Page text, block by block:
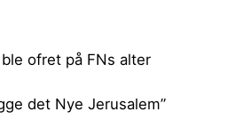
ofret på FNs alter
det Nye Jerusalem”